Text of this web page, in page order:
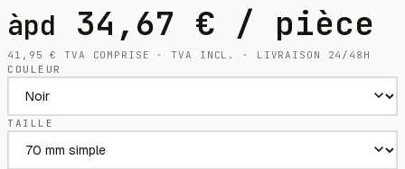
àpd 34,67 € / pièce
41,95€
TVA COMPRISE · TVA INCL. · LIVRAISON 24/48H
COULEUR
TAILLE